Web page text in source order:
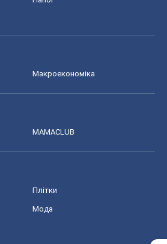
Макроекономіка
MAMACLUB
Плітки
Мода